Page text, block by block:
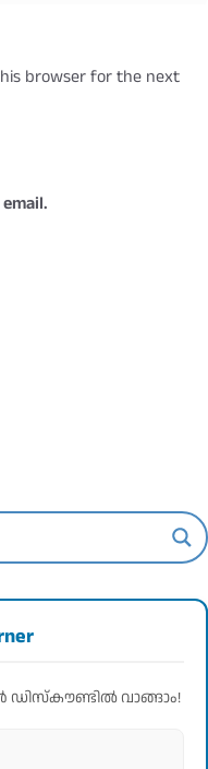
browser for the next
ഡിസ്കൗണ്ടിൽ വാങ്ങാം!